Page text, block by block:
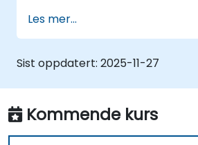
Les mer...
Sist oppdatert: 2025-11-27
Kommende kurs